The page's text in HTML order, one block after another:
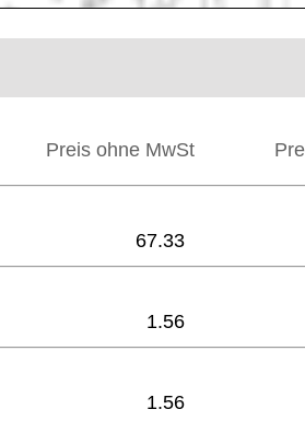
Preis ohne MwSt
67.33
1.56
1.56